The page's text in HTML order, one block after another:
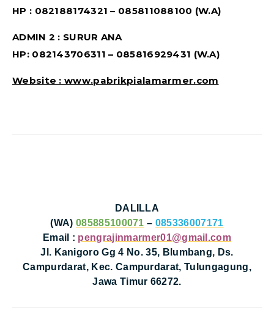
HP : 082188174321 – 085811088100 (W.A)
ADMIN 2 : SURUR ANA
HP: 082143706311 – 085816929431 (W.A)
Website : www.pabrikpialamarmer.com
DALILLA
(WA) 085885100071 – 085336007171
Email : pengrajinmarmer01@gmail.com
Jl. Kanigoro Gg 4 No. 35, Blumbang, Ds.
Campurdarat, Kec. Campurdarat, Tulungagung,
Jawa Timur 66272.